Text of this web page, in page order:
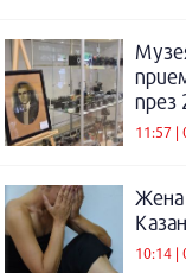
през
11:57 |
Жена
10:14 |